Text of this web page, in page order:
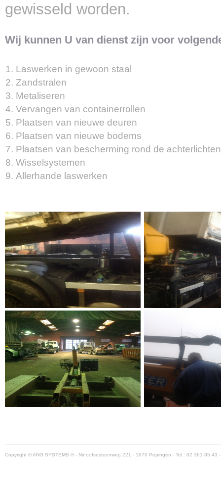
gewisseld worden.
Wij kunnen U van dienst zijn voor
Laswerken in gewoon staal
Zandstralen
Metaliseren
Vervangen van containerrollen
Plaatsen van nieuwe deuren
Plaatsen van nieuwe bodems
Plaatsen van bescherming rond de achterlichten
Wisselsystemen
Allerhande laswerken
Copyright © ANG SYSTEMS ® - Ninoofsesteenweg 221 - 1670 Pepingen - Tel.: 02 361 85 43